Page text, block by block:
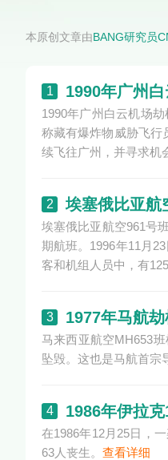
本原创文章由BANG研究员
1 1990年广州
1990年广州白云机场
称藏有爆炸物威胁飞行
续飞往广州，并寻求机
2 埃塞俄比亚航
埃塞俄比亚航空961号
期航班。1996年11月
客和机组人员中，有125
3 1977年马航
马来西亚航空MH653
坠毁。这也是马航首宗
4 1986年伊拉
在1986年12月25日，
63人丧生。 查看详细